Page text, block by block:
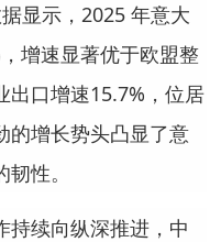
显示，2025 年意大
增速显著优于欧盟整
出口增速15.7%，位居
的增长势头凸显了意
性。
持续向纵深推进，中